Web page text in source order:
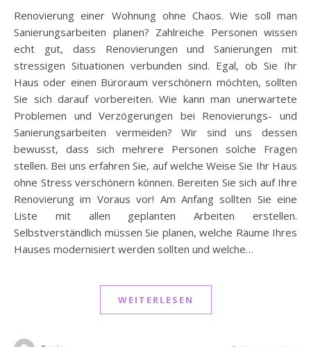
Renovierung einer Wohnung ohne Chaos. Wie soll man
Sanierungsarbeiten planen? Zahlreiche Personen wissen
echt gut, dass Renovierungen und Sanierungen mit
stressigen Situationen verbunden sind. Egal, ob Sie Ihr
Haus oder einen Büroraum verschönern möchten, sollten
Sie sich darauf vorbereiten. Wie kann man unerwartete
Problemen und Verzögerungen bei Renovierungs- und
Sanierungsarbeiten vermeiden? Wir sind uns dessen
bewusst, dass sich mehrere Personen solche Fragen
stellen. Bei uns erfahren Sie, auf welche Weise Sie Ihr Haus
ohne Stress verschönern können. Bereiten Sie sich auf Ihre
Renovierung im Voraus vor! Am Anfang sollten Sie eine
Liste mit allen geplanten Arbeiten erstellen.
Selbstverständlich müssen Sie planen, welche Räume Ihres
Hauses modernisiert werden sollten und welche…
WEITERLESEN